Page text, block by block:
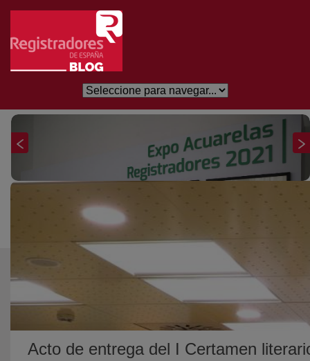
Saltar al contenido principal
Acto de entrega del I Certamen